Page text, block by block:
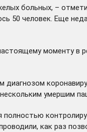
больных, –
50 человек. Еще
моменту в
умершим
полностью
как раз